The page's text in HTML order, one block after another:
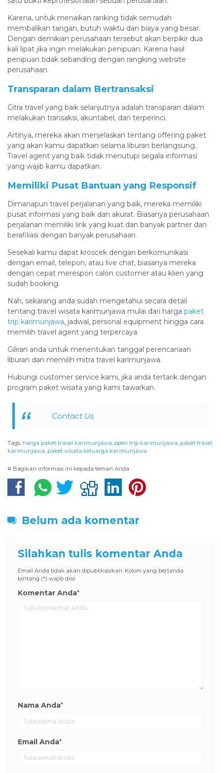
Karena, untuk menaikan ranking tidak semudah
membalikan tangan, butuh waktu dan biaya yang besar.
Dengan demikian perusahaan tersebut akan berpikir dua
kali lipat jika ingin melakukan penipuan. Karena hasil
penipuan tidak sebanding dengan rangking website
perusahaan.
Transparan dalam Bertransaksi
Citra travel yang baik selanjutnya adalah transparan dalam
melakukan transaksi, akuntabel, dan terperinci.
Artinya, mereka akan menjelaskan tentang offering paket
yang akan kamu dapatkan selama liburan berlangsung.
Travel agent yang baik tidak menutupi segala informasi
yang wajib kamu dapatkan.
Memiliki Pusat Bantuan yang Responsif
Dimanapun travel perjalanan yang baik, mereka memiliki
pusat informasi yang baik dan akurat. Biasanya perusahaan
perjalanan memiliki link yang kuat dan banyak partner dan
berafiliasi dengan banyak perusahaan.
Sesekali kamu dapat kroscek dengan berkomunikasi
dengan email, telepon, atau live chat, biasanya mereka
dengan cepat merespon calon customer atau klien yang
sudah booking.
Nah, sekarang anda sudah mengetahui secara detail
tentang travel wisata karimunjawa mulai dari harga paket
trip karimunjawa, jadwal, personal equipment hingga cara
memilih travel agent yang terpercaya.
Giliran anda untuk menentukan tanggal perencanaan
liburan dan memilih mitra travel karimunjawa.
Hubungi customer service kami, jika anda tertarik dengan
program paket wisata yang kami tawarkan.
Contact Us
Tags: harga paket travel karimunjawa, open trip karimunjawa, paket travel
karimunjawa, paket wisata keluarga karimunjawa
# Bagikan informasi ini kepada teman Anda
Belum ada komentar
Silahkan tulis komentar Anda
Email Anda tidak akan dipublikasikan. Kolom yang bertanda
bintang (*) wajib diisi
Komentar Anda*
Nama Anda*
Email Anda*